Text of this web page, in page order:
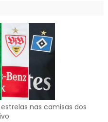
nas camisas dos